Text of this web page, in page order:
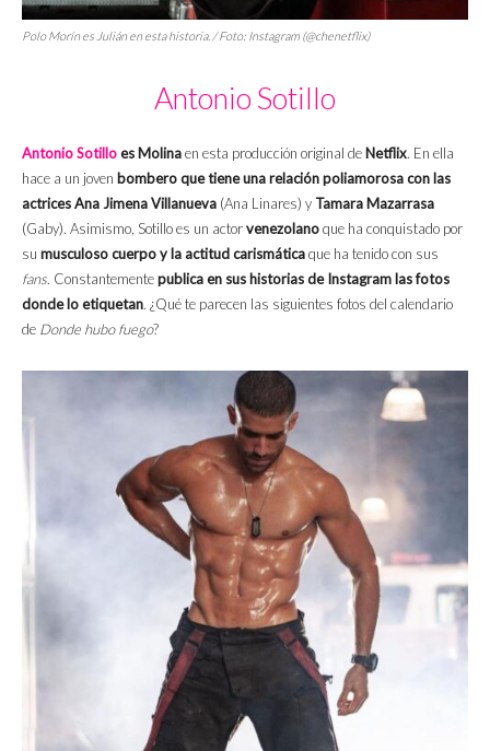
Polo Morín es Julián en esta historia. / Foto: Instagram (@chenetflix)
Antonio Sotillo
Antonio Sotilloes Molinaen esta producción original deNetflix. En ella
hace a un joven bombero que tiene una relación poliamorosa con las
actrices Ana Jimena Villanueva (Ana Linares) y Tamara Mazarrasa
(Gaby). Asimismo, Sotillo es un actorvenezolanoque ha conquistado por
su musculoso cuerpo y la actitud carismáticaque ha tenido con sus
fans. Constantementepublica en sus historias de Instagram las fotos
donde lo etiquetan. ¿Qué te parecen las siguientes fotos del calendario
de Donde hubo fuego?